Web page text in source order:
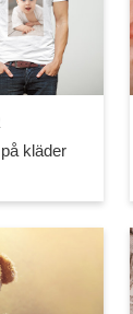
kläder